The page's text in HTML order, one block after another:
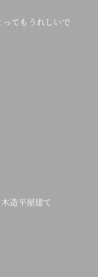
てもうれしいで
造平屋建て